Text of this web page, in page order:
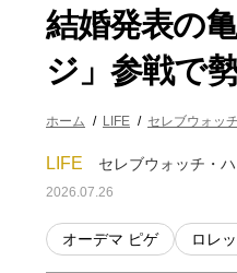
結婚発表の
ジ」参戦で
ホーム LIFE セレブウォッ
LIFE セレブウォッチ・
2026.07.26
オーデマ ピゲ ロレ